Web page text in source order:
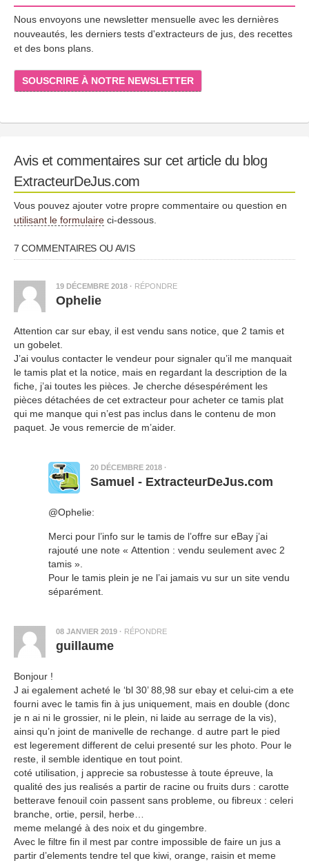
Nous envoyons une newsletter mensuelle avec les dernières
nouveautés, les derniers tests d'extracteurs de jus, des recettes
et des bons plans.
SOUSCRIRE À NOTRE NEWSLETTER
Avis et commentaires sur cet article du blog
ExtracteurDeJus.com
Vous pouvez ajouter votre propre commentaire ou question en
utilisant le formulaire ci-dessous.
7 COMMENTAIRES OU AVIS
19 DÉCEMBRE 2018 · RÉPONDRE
Ophelie
Attention car sur ebay, il est vendu sans notice, que 2 tamis et
un gobelet.
J’ai voulus contacter le vendeur pour signaler qu’il me manquait
le tamis plat et la notice, mais en regardant la description de la
fiche, j’ai toutes les pièces. Je cherche désespérément les
pièces détachées de cet extracteur pour acheter ce tamis plat
qui me manque qui n’est pas inclus dans le contenu de mon
paquet. Je vous remercie de m’aider.
20 DÉCEMBRE 2018 ·
Samuel - ExtracteurDeJus.com
@Ophelie:
Merci pour l’info sur le tamis de l’offre sur eBay j’ai
rajouté une note « Attention : vendu seulement avec 2
tamis ».
Pour le tamis plein je ne l’ai jamais vu sur un site vendu
séparément.
08 JANVIER 2019 · RÉPONDRE
guillaume
Bonjour !
J ai egalement acheté le ‘bl 30’ 88,98 sur ebay et celui-cim a ete
fourni avec le tamis fin à jus uniquement, mais en double (donc
je n ai ni le grossier, ni le plein, ni laide au serrage de la vis),
ainsi qu’n joint de manivelle de rechange. d autre part le pied
est legerement different de celui presenté sur les photo. Pour le
reste, il semble identique en tout point.
coté utilisation, j apprecie sa robustesse à toute épreuve, la
qualité des jus realisés a partir de racine ou fruits durs : carotte
betterave fenouil coin passent sans probleme, ou fibreux : celeri
branche, ortie, persil, herbe…
meme melangé à des noix et du gingembre.
Avec le filtre fin il mest par contre impossible de faire un jus a
partir d’elements tendre tel que kiwi, orange, raisin et meme